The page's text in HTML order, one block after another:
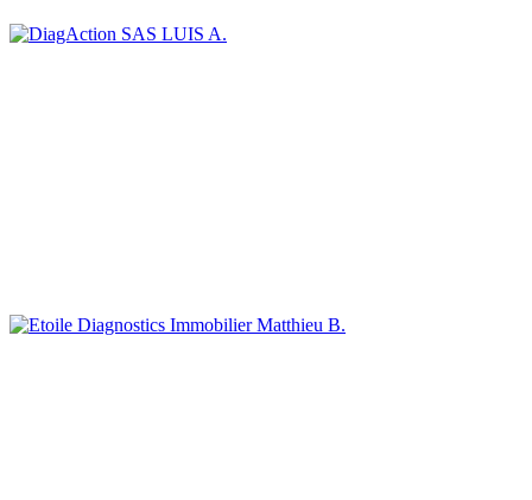
LUIS A.
Matthieu B.